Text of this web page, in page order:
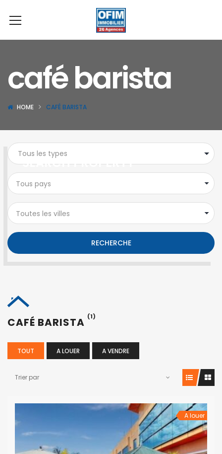
café barista
HOME CAFÉ BARISTA
SEARCH PROPERTY
Tous pays
Toutes les villes
RECHERCHE
CAFÉ BARISTA (1)
TOUT A LOUER A VENDRE
Trier par
A louer